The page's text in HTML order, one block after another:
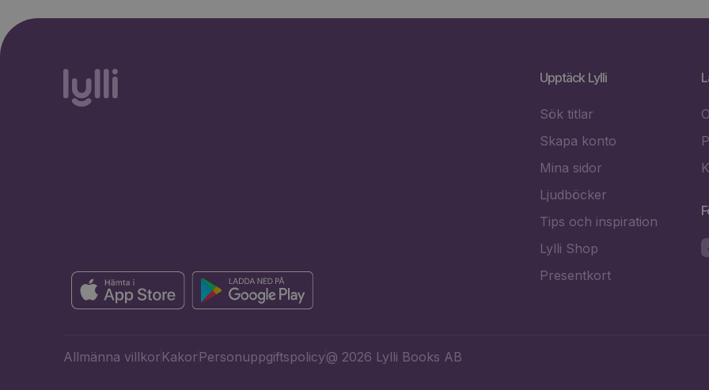
Upptäck Lylli
Sök titlar
Skapa konto
Mina sidor
Ljudböcker
Tips och inspiration
Lylli Shop
Presentkort
Allmänna villkor Kakor Personuppgiftspolicy@ 2026 Lylli Books AB